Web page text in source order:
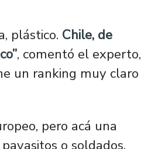
plástico. Chile, de
, comentó el experto,
un ranking muy claro
pero acá una
o soldados.